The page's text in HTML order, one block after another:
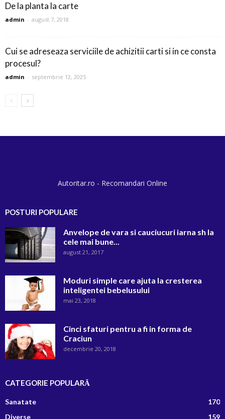
De la planta la carte
admin - august 7, 2018
Cui se adreseaza serviciile de achizitii carti si in ce consta
procesul?
admin - septembrie 12, 2025
Autoritar.ro - Recomandari Online
POSTURI POPULARE
Anvelope de vara si cauciucuri iarna sh la
cele mai bune...
august 21, 2017
Moduri simple care ajuta la cresterea
inteligentei bebelusului
mai 23, 2018
Cinci sfaturi pentru a fi in forma de
Craciun
decembrie 20, 2018
CATEGORIE POPULARĂ
Sanatate
170
Diverse
159